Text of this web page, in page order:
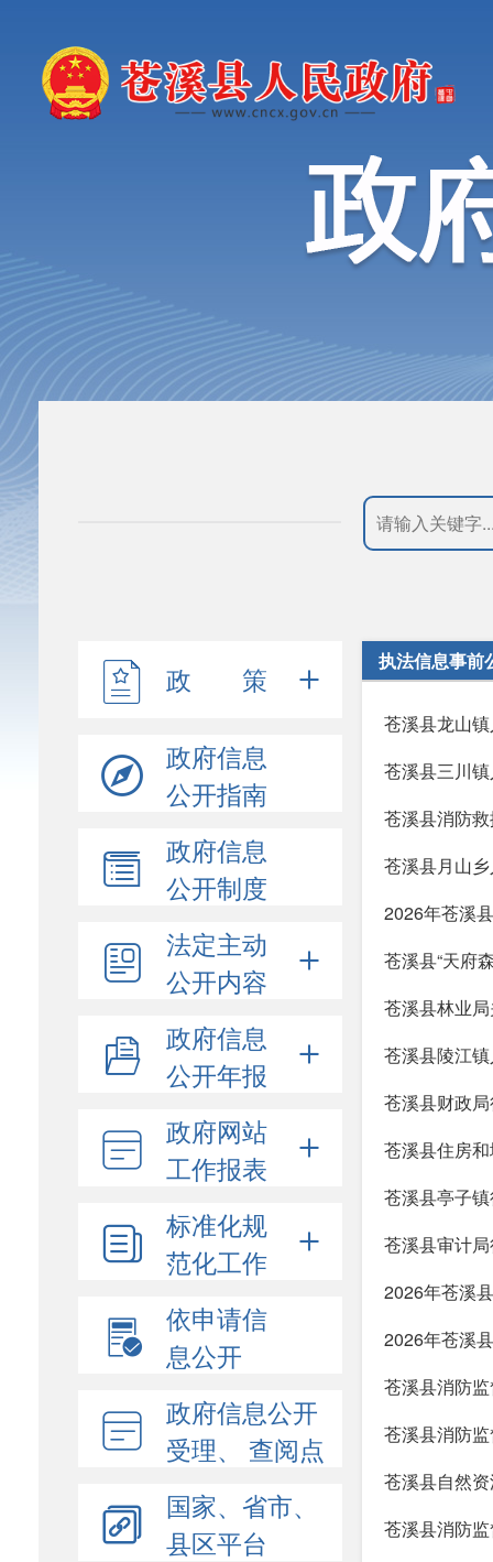
政 策
政府信息
公开指南
政府信息
公开制度
法定主动
公开内容
政府信息
公开年报
政府网站
工作报表
标准化规
范化工作
依申请信
息公开
政府信息公开
受理、 查阅点
国家、省市、
县区平台
执法信息事前
苍溪县龙山
苍溪县三川
苍溪县消防
苍溪县月山
2026年苍溪
苍溪县“天府
苍溪县林业
苍溪县陵江
苍溪县财政
苍溪县住房
苍溪县亭子
苍溪县审计
2026年苍溪
2026年苍溪
苍溪县消防
苍溪县消防
苍溪县自然
苍溪县消防